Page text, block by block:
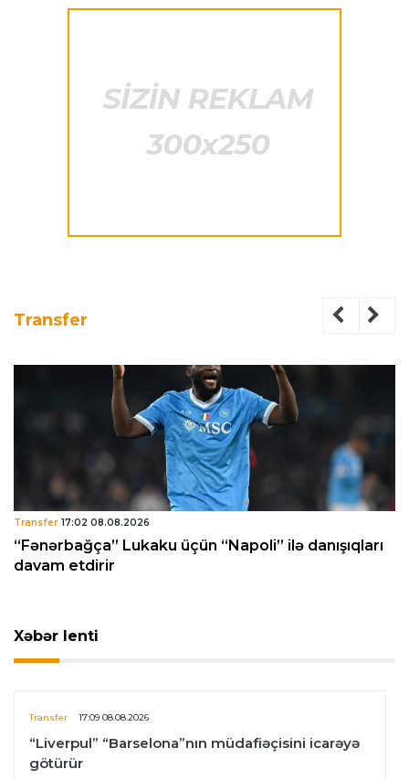
Transfer
Transfer 17:02 08.08.2026
“Fənərbağça” Lukaku üçün “Napoli” ilə danışıqları
davam etdirir
Xəbər lenti
Transfer 17:09 08.08.2026
“Liverpul” “Barselona”nın müdafiəçisini icarəyə
götürür